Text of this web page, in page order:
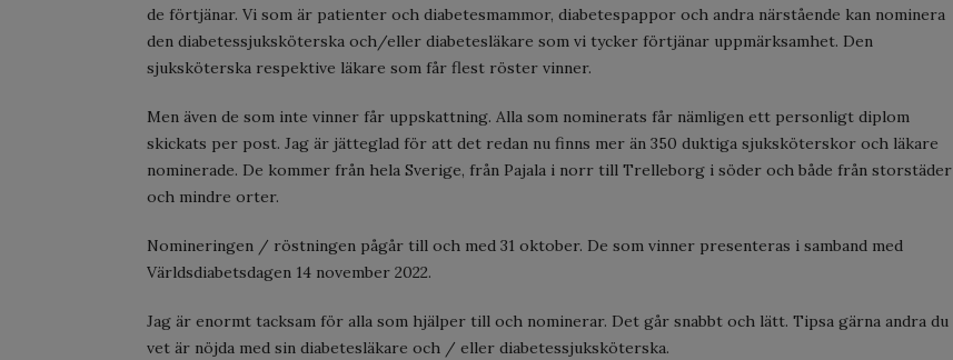
de förtjänar. Vi som är patienter och diabetesmammor, diabetespappor och andra närstående kan nominera
den diabetessjuksköterska och/eller diabetesläkare som vi tycker förtjänar uppmärksamhet. Den
sjuksköterska respektive läkare som får flest röster vinner.
Men även de som inte vinner får uppskattning. Alla som nominerats får nämligen ett personligt diplom
skickats per post. Jag är jätteglad för att det redan nu finns mer än 350 duktiga sjuksköterskor och läkare
nominerade. De kommer från hela Sverige, från Pajala i norr till Trelleborg i söder och både från storstäder
och mindre orter.
Nomineringen / röstningen pågår till och med 31 oktober. De som vinner presenteras i samband med
Världsdiabetsdagen 14 november 2022.
Jag är enormt tacksam för alla som hjälper till och nominerar. Det går snabbt och lätt. Tipsa gärna andra du
vet är nöjda med sin diabetesläkare och / eller diabetessjuksköterska.